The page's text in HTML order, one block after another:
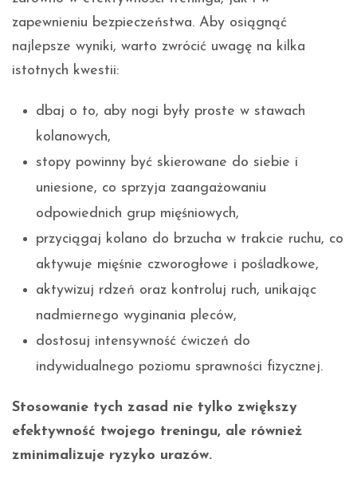
zapewnieniu bezpieczeństwa. Aby osiągnąć
najlepsze wyniki, warto zwrócić uwagę na kilka
istotnych kwestii:
dbaj o to, aby nogi były proste w stawach
kolanowych,
stopy powinny być skierowane do siebie i
uniesione, co sprzyja zaangażowaniu
odpowiednich grup mięśniowych,
przyciągaj kolano do brzucha w trakcie ruchu, co
aktywuje mięśnie czworogłowe i pośladkowe,
aktywizuj rdzeń oraz kontroluj ruch, unikając
nadmiernego wyginania pleców,
dostosuj intensywność ćwiczeń do
indywidualnego poziomu sprawności fizycznej.
Stosowanie tych zasad nie tylko zwiększy
efektywność twojego treningu, ale również
zminimalizuje ryzyko urazów.